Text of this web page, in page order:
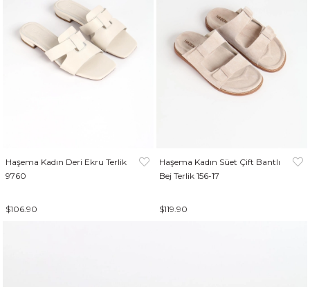
Haşema Kadın Deri Ekru Terlik
9760
$106.90
Haşema Kadın Süet Çift Bantlı
Bej Terlik 156-17
$119.90